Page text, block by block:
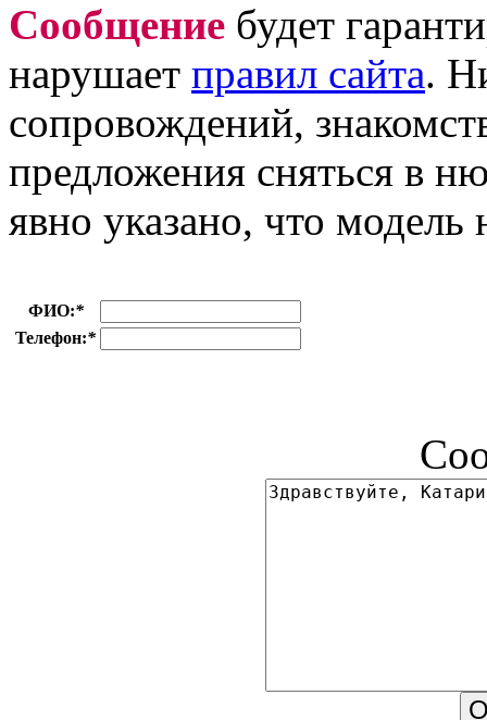
Сообщение будет
нарушает правил сайта.
сопровождений,
предложения сняться в
явно указано, что
ФИО:*
Телефон:*